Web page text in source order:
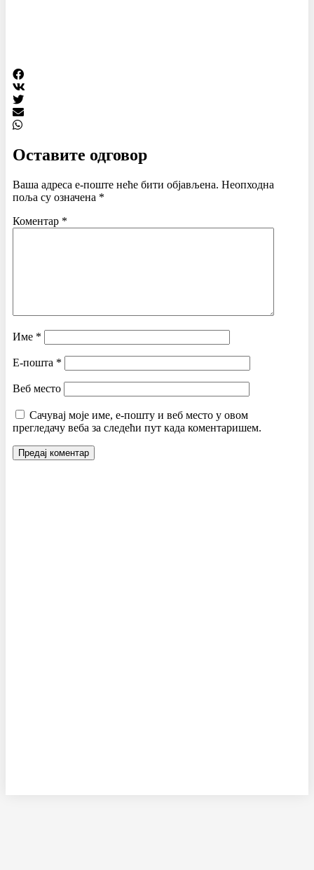
Оставите одговор
Ваша адреса е-поште неће бити објављена. Неопходна
поља су означена *
Коментар *
Име *
Е-пошта *
Веб место
Сачувај моје име, е-пошту и веб место у овом
прегледачу веба за следећи пут када коментаришем.